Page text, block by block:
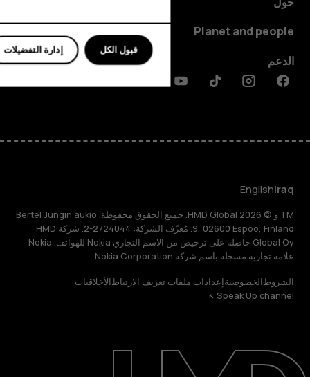
حول
Planet and people
الدعم
Facebook
Instagram
Tiktok
Youtube
Linkedin
Discord
Iraq
English
TM و © 2026 HMD Global. جميع الحقوق محفوظة. Bertel Jungin aukio
9, 02600 Espoo, Finland. مُعرِّف الشركة: 2724044-2. شركة HMD
Global Oy حاصلة على ترخيص من الاسم التجاري Nokia للهواتف. Nokia
علامة تجارية مسجلة باسم شركة Nokia Corporation.
الشروطالخصوصيةإعدادات ملفات تعريف الارتباطالأخلاقيات
Speak Up channel
إدارة التفضيلات قبول الكل